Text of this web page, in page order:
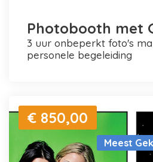
Photobooth met
3 uur onbeperkt foto's maken en printen +
personele begeleiding
Meest
€ 850,00